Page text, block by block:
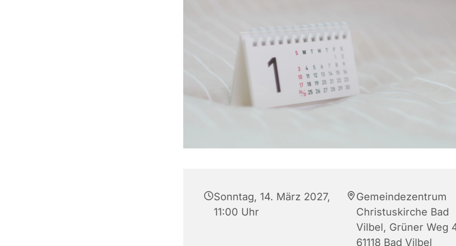
Sonntag, 14. März 2027,
11:00 Uhr
Gemeindezentrum
Christuskirche Bad
Vilbel, Grüner Weg
61118 Bad Vilbel